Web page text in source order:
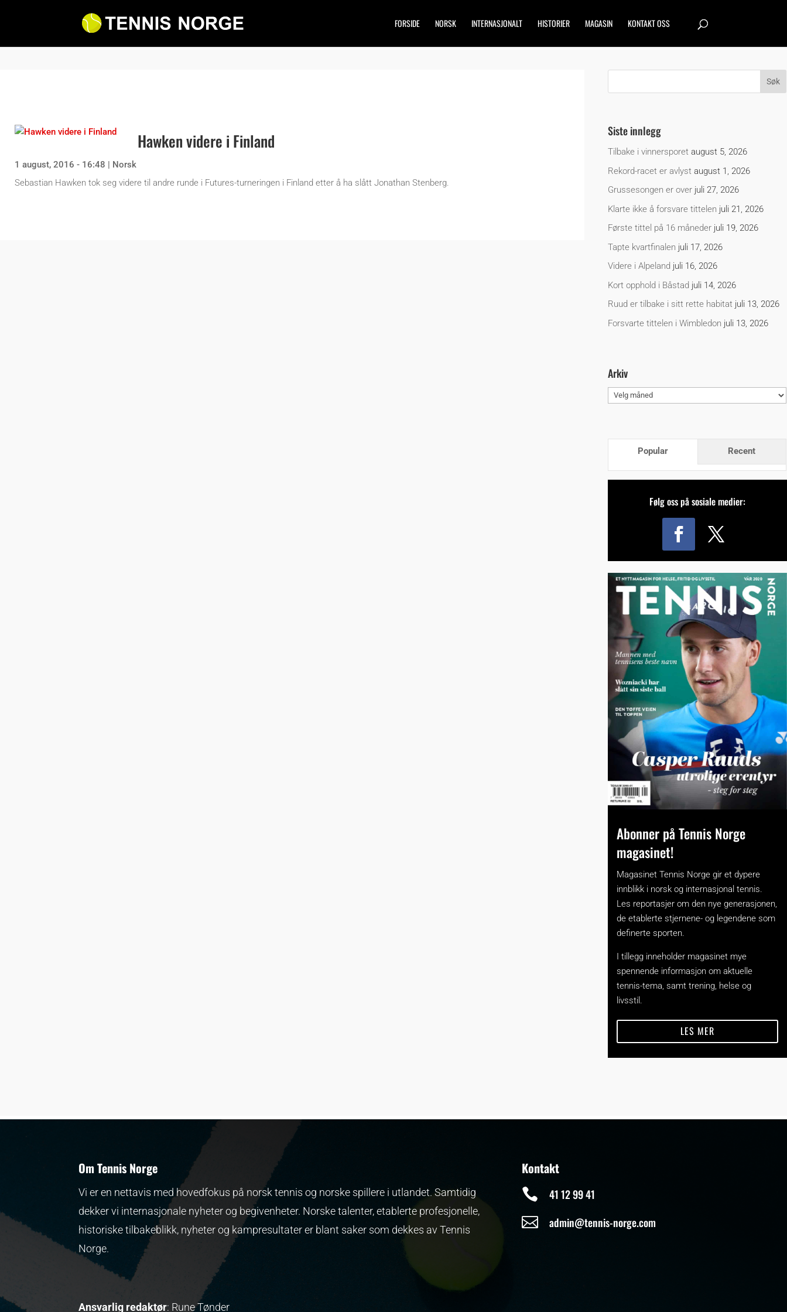
FORSIDE NORSK INTERNASJONALT HISTORIER MAGASIN KONTAKT OSS
Hawken videre i Finland
1 august, 2016 - 16:48
Norsk
Sebastian Hawken tok seg videre til andre runde i Futures-turneringen i Finland etter å ha slått Jonathan Stenberg.
Siste innlegg
Tilbake i vinnersporet august 5, 2026
Rekord-racet er avlyst august 1, 2026
Grussesongen er over juli 27, 2026
Klarte ikke å forsvare tittelen juli 21, 2026
Første tittel på 16 måneder juli 19, 2026
Tapte kvartfinalen juli 17, 2026
Videre i Alpeland juli 16, 2026
Kort opphold i Båstad juli 14, 2026
Ruud er tilbake i sitt rette habitat juli 13, 2026
Forsvarte tittelen i Wimbledon juli 13, 2026
Arkiv
Arkiv
Popular Recent
Følg oss på sosiale medier:
Abonner på Tennis Norge
magasinet!
Magasinet Tennis Norge gir et dypere
innblikk i norsk og internasjonal tennis.
Les reportasjer om den nye generasjonen,
de etablerte stjernene- og legendene som
definerte sporten.
I tillegg inneholder magasinet mye
spennende informasjon om aktuelle
tennis-tema, samt trening, helse og
livsstil.
LES MER
Om Tennis Norge
Vi er en nettavis med hovedfokus på norsk tennis og norske spillere i utlandet. Samtidig
dekker vi internasjonale nyheter og begivenheter. Norske talenter, etablerte profesjonelle,
historiske tilbakeblikk, nyheter og kampresultater er blant saker som dekkes av Tennis
Norge.
Ansvarlig redaktør: Rune Tønder
Kontakt
 41 12 99 41
 admin@tennis-norge.com